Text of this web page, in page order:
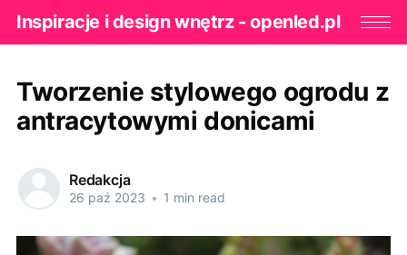
Inspiracje i design wnętrz - openled.pl
Tworzenie stylowego ogrodu z
antracytowymi donicami
Redakcja
26 paź 2023 • 1 min read